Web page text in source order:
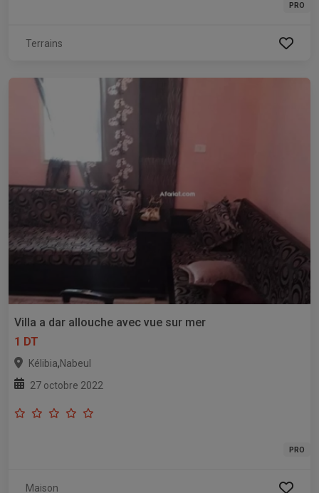
PRO
Terrains
Villa a dar allouche avec vue sur mer
1 DT
Kélibia,Nabeul
27 octobre 2022
PRO
Maison